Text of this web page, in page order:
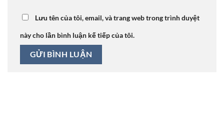
Lưu tên của tôi, email, và trang web trong trình duyệt
này cho lần bình luận kế tiếp của tôi.